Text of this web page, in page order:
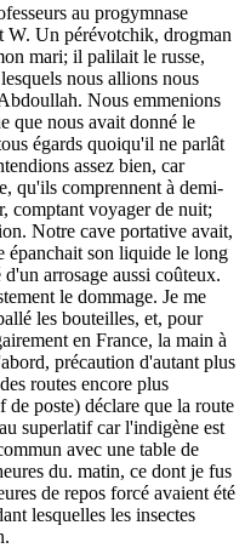
au progymnase
Un pérévotchik, drogman
mari; il palilait le russe,
nous allions nous
Nous emmenions
que nous avait donné le
égards quoiqu'il ne parlât
assez bien, car
qu'ils comprennent à demi-
comptant voyager de nuit;
Notre cave portative avait,
épanchait son liquide le long
arrosage aussi coûteux.
le dommage. Je me
les bouteilles, et, pour
en France, la main à
précaution d'autant plus
routes encore plus
de poste) déclare que la route
superlatif car l'indigène est
avec une table de
du. matin, ce dont je fus
de repos forcé avaient été
lesquelles les insectes